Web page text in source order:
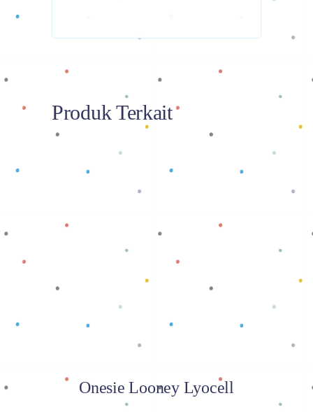
Produk Terkait
Baca selengkapnya
Onesie Looney Lyocell